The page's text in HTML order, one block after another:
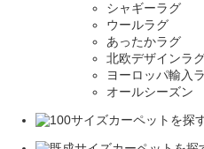
シャギーラグ
ウールラグ
あったかラグ
北欧デザインラ
ヨーロッパ輸入
オールシーズン